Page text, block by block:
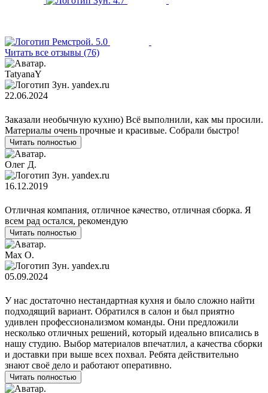
5.0
Читать все отзывы (76)
TatyanaY
yandex.ru
22.06.2024
Заказали необычную кухню) Всё выполнили, как мы просили.
Материалы очень прочные и красивые. Собрали быстро!
Читать полностью
Олег Д.
yandex.ru
16.12.2019
Отличная компания, отличное качество, отличная сборка. Я
всем рад остался, рекомендую
Читать полностью
Max O.
yandex.ru
05.09.2024
У нас достаточно нестандартная кухня и было сложно найти
подходящий вариант. Обратился в салон и был приятно
удивлен профессионализмом команды. Они предложили
несколько отличных решений, который идеально вписались в
нашу студию. Выбор материалов впечатлил, а качества сборки
и доставки при выше всех похвал. Ребята действительно
знают своё дело и работают оперативно.
Читать полностью